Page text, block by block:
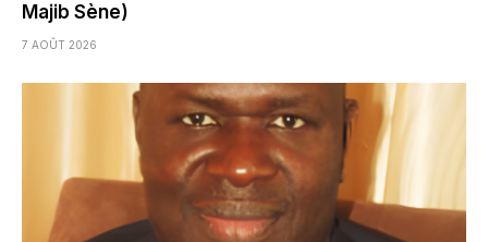
Majib Sène)
7 AOÛT 2026